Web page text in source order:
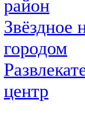
район
Звёздное
городом
центр